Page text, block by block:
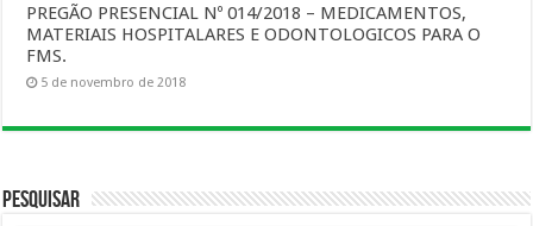
PREGÃO PRESENCIAL Nº 014/2018 – MEDICAMENTOS,
MATERIAIS HOSPITALARES E ODONTOLOGICOS PARA O
FMS.
5 de novembro de 2018
Pesquisar